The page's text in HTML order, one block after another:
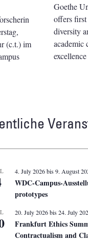
(c.t.) im
Goethe
offers
diversity
academic
4. July 2026bis9. August
WDC-Campus-
prototypes
20. July 2026bis24. July
Frankfurt Ethics
Contractualism and